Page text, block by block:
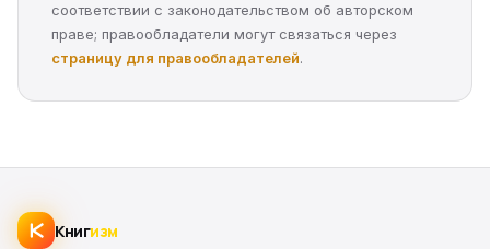
соответствии с законодательством об авторском
праве; правообладатели могут связаться через
страницу для правообладателей.
Книгизм